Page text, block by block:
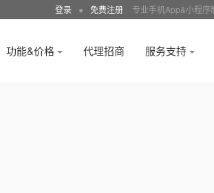
登录 ● 免费注册 专业手机App&小程
功能&价格 代理招商 服务支持